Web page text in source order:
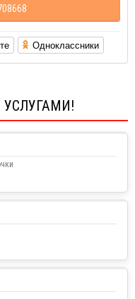
Одноклассники